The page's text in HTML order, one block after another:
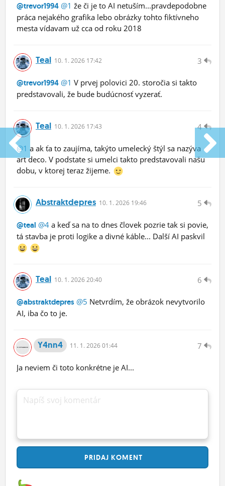
@trevor1994 @1 že či je to AI netuším...pravdepodobne
práca nejakého grafika lebo obrázky tohto fiktívneho
mesta vídavam už cca od roku 2018
3
Teal 10. 1. 2026 17:42
@trevor1994 @1 V prvej polovici 20. storočia si takto
predstavovali, že bude budúcnosť vyzerať.
4
Teal 10. 1. 2026 17:43
@1 a ak ťa to zaujíma, takýto umelecký štýl sa nazýva
art deco. V podstate si umelci takto predstavovali našu
dobu, v ktorej teraz žijeme.
5
Abstraktdepres 10. 1. 2026 19:46
@teal @4 a keď sa na to dnes človek pozrie tak si povie,
tá stavba je proti logike a divné káble... Další AI paskvil
6
Teal 10. 1. 2026 20:40
@abstraktdepres @5 Netvrdím, že obrázok nevytvorilo
AI, iba čo to je.
7
Y4nn4 11. 1. 2026 01:44
Ja neviem či toto konkrétne je AI...
Napíš svoj komentár
PRIDAJ KOMENT